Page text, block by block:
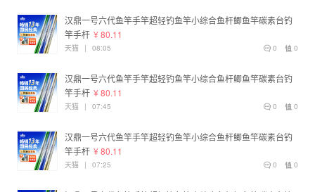
汉鼎一号六代鱼竿手竿超轻钓鱼竿小综合鱼杆鲫鱼竿碳素台钓
竿手杆 ¥ 80.11
0
0
天猫 | 08:05
汉鼎一号六代鱼竿手竿超轻钓鱼竿小综合鱼杆鲫鱼竿碳素台钓
竿手杆 ¥ 80.11
0
0
天猫 | 07:45
汉鼎一号六代鱼竿手竿超轻钓鱼竿小综合鱼杆鲫鱼竿碳素台钓
竿手杆 ¥ 80.11
0
0
天猫 | 07:25